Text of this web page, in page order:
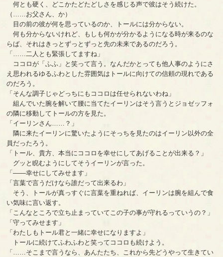
何とも硬く、どこかたどたどしさを感じる声で彼はそう続けた。
（……お父さん、か）
目の前の彼が何を思っているのか、トールには分からない。
何も分からないけれど、もしも何かが分かるようになる時が来るのな
らば、それはきっとずっとずっと先の未来であるのだろう。
「……二人とも緊張してますね」
ココロが「ふふ」と笑って言う。なんだかとっても他人事のようにさ
え思われるゆるふわとした雰囲気はトールに向けての信頼の現れである
のだろう。
「そんな調子じゃどっちにもココロは任せられないわね」
組んでいた腕を解いて腰に当てたイーリンはそう言うとジョゼッフォ
の隣に移動してトールの方を見た。
「イーリンさん……？」
隣に来たイーリンに驚いたようにそっちを見たのはイーリン以外の全
員だったろう。
「トール、貴方、本当にココロを幸せにしてあげることが出来る？」
グッと睨むようにしてそうイーリンが言った。
「――幸せにしてみせます」
「言葉で言うだけなら誰だって出来るわ」
そう、トールが真っすぐに言葉を重ねれば、イーリンは腕を組んで食
い気味に言い返す。
「こんなところで立ち止まっていてこの子の事が守れるっていうの？」
「守ってみせます」
「わたしもトール君と一緒に幸せになりますよ」
トールに続けてふわふわと笑ってココロも続けよう。
「……そこまで言うなら、あんたたち、これから先どうやって生きてい